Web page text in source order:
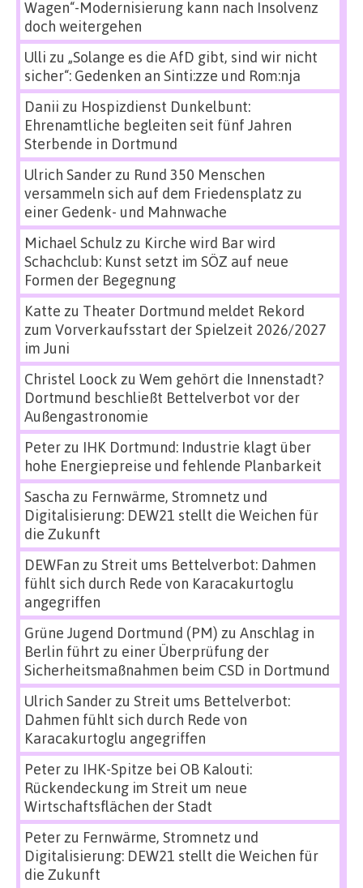
Wagen“-Modernisierung kann nach Insolvenz
doch weitergehen
Ulli zu „Solange es die AfD gibt, sind wir nicht
sicher“: Gedenken an Sinti:zze und Rom:nja
Danii zu Hospizdienst Dunkelbunt:
Ehrenamtliche begleiten seit fünf Jahren
Sterbende in Dortmund
Ulrich Sanderzu Rund 350 Menschen
versammeln sich auf dem Friedensplatz zu
einer Gedenk- und Mahnwache
Michael Schulz zu Kirche wird Bar wird
Schachclub: Kunst setzt im SÖZ auf neue
Formen der Begegnung
Katte zu Theater Dortmund meldet Rekord
zum Vorverkaufsstart der Spielzeit 2026/2027
im Juni
Christel Loock zu Wem gehört die Innenstadt?
Dortmund beschließt Bettelverbot vor der
Außengastronomie
Peterzu IHK Dortmund: Industrie klagt über
hohe Energiepreise und fehlende Planbarkeit
Sascha zu Fernwärme, Stromnetz und
Digitalisierung: DEW21 stellt die Weichen für
die Zukunft
DEWFan zu Streit ums Bettelverbot: Dahmen
fühlt sich durch Rede von Karacakurtoglu
angegriffen
Grüne Jugend Dortmund (PM) zu Anschlag in
Berlin führt zu einer Überprüfung der
Sicherheitsmaßnahmen beim CSD in Dortmund
Ulrich Sanderzu Streit ums Bettelverbot:
Dahmen fühlt sich durch Rede von
Karacakurtoglu angegriffen
Peterzu IHK-Spitze bei OB Kalouti:
Rückendeckung im Streit um neue
Wirtschaftsflächen der Stadt
Peterzu Fernwärme, Stromnetz und
Digitalisierung: DEW21 stellt die Weichen für
die Zukunft